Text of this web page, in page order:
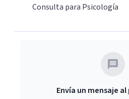
Consulta para Psicología
Envía un mensaje